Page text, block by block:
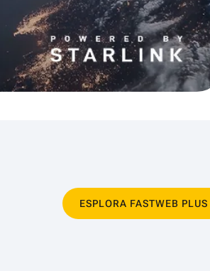
ESPLORA FASTWEB PLUS